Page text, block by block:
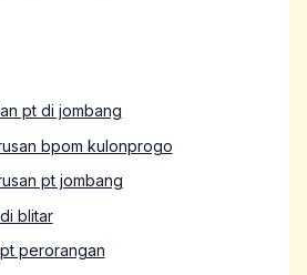
pt di jombang
bpom kulonprogo
pt jombang
blitar
perorangan